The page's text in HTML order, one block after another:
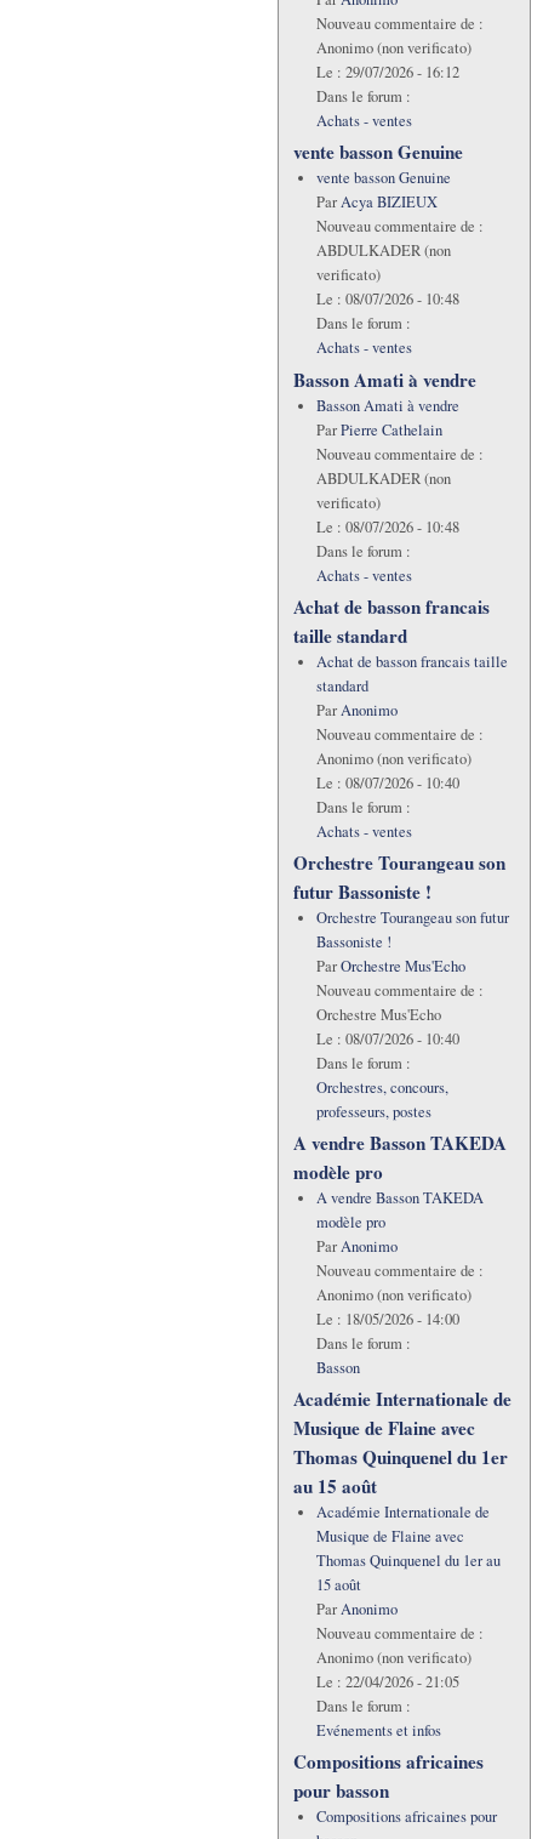
Nouveau commentaire de :
Anonimo (non verificato)
Le : 29/07/2026 - 16:12
Dans le forum :
Achats - ventes
vente basson Genuine
vente basson Genuine
ParAcya BIZIEUX
Nouveau commentaire de :
ABDULKADER (non
verificato)
Le : 08/07/2026 - 10:48
Dans le forum :
Achats - ventes
Basson Amati à vendre
Basson Amati à vendre
ParPierre Cathelain
Nouveau commentaire de :
ABDULKADER (non
verificato)
Le : 08/07/2026 - 10:48
Dans le forum :
Achats - ventes
Achat de basson francais
taille standard
Achat de basson francais taille
standard
ParAnonimo
Nouveau commentaire de :
Anonimo (non verificato)
Le : 08/07/2026 - 10:40
Dans le forum :
Achats - ventes
Orchestre Tourangeau son
futur Bassoniste !
Orchestre Tourangeau son futur
Bassoniste !
ParOrchestre Mus'Echo
Nouveau commentaire de :
Orchestre Mus'Echo
Le : 08/07/2026 - 10:40
Dans le forum :
Orchestres, concours,
professeurs, postes
A vendre Basson TAKEDA
modèle pro
A vendre Basson TAKEDA
modèle pro
ParAnonimo
Nouveau commentaire de :
Anonimo (non verificato)
Le : 18/05/2026 - 14:00
Dans le forum :
Basson
Académie Internationale de
Musique de Flaine avec
Thomas Quinquenel du 1er
au 15 août
Académie Internationale de
Musique de Flaine avec
Thomas Quinquenel du 1er au
15 août
ParAnonimo
Nouveau commentaire de :
Anonimo (non verificato)
Le : 22/04/2026 - 21:05
Dans le forum :
Evénements et infos
Compositions africaines
pour basson
Compositions africaines pour